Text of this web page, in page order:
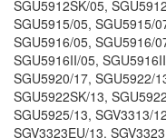
SGU5912SK/05,
SGU5915/05, SGU5915/
SGU5916/05, SGU5916/
SGU5916II/05,
SGU5920/17, SGU5922/
SGU5922SK/13,
SGU5925/13, SGV3313/
SGV3323EU/13,